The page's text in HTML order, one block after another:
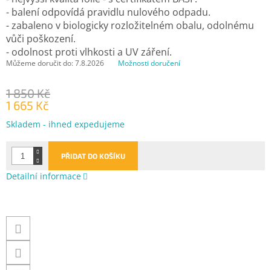
1 850 Kč
1 665 Kč
Měrná
Skladem - ihned expedujeme
Můžeme doručit do:7.8.2026 Možnosti doručení
PŘIDAT DO KOŠÍKU
- balení odpovídá pravidlu nulového odpadu.
- zabaleno v biologicky rozložitelném obalu, odolnému
vůči poškození.
- odolnost proti vlhkosti a UV záření.
Detailní informace